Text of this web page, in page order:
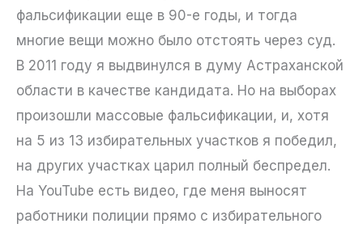
фальсификации еще в 90-е годы, и тогда
многие вещи можно было отстоять через суд.
В 2011 году я выдвинулся в думу Астраханской
области в качестве кандидата. Но на выборах
произошли массовые фальсификации, и, хотя
на 5 из 13 избирательных участков я победил,
на других участках царил полный беспредел.
На YouTube есть видео, где меня выносят
работники полиции прямо с избирательного